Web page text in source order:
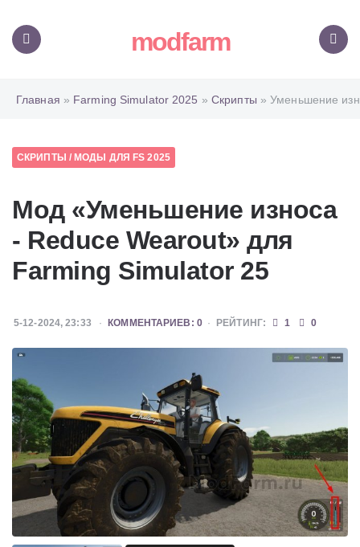
modfarm
Главная » Farming Simulator 2025 » Скрипты » Уменьшение
СКРИПТЫ / МОДЫ ДЛЯ FS 2025
Мод «Уменьшение износа
- Reduce Wearout» для
Farming Simulator 25
5-12-2024, 23:33 КОММЕНТАРИЕВ: 0 РЕЙТИНГ: 1 0